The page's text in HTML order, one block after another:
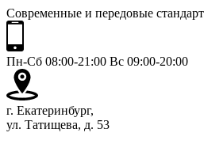
Современные и передовые
Пн-Сб 08:00-21:00 Вс 09:00-20:00
г. Екатеринбург,
ул. Татищева, д. 53